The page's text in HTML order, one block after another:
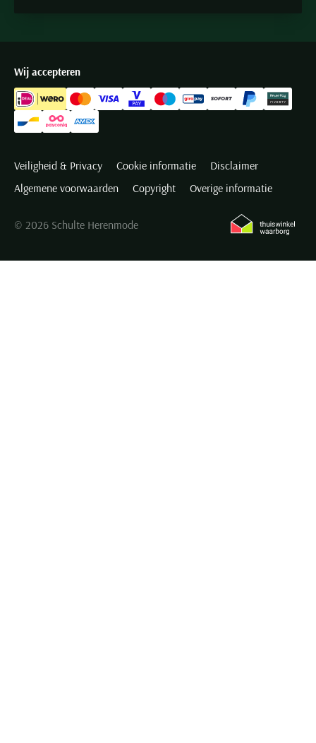
Wij accepteren
Veiligheid & Privacy Cookie informatie
Disclaimer
Algemene voorwaarden
Copyright Overige informatie
© 2026 Schulte Herenmode